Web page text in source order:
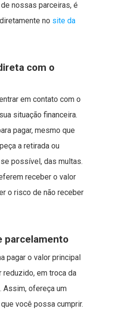
nossas parceiras, é
no site da
com o
em contato com o
situação financeira.
pagar, mesmo que
a retirada ou
possível, das multas.
receber o valor
o risco de não receber
parcelamento
pagar o valor principal
reduzido, em troca da
Assim, ofereça um
você possa cumprir.